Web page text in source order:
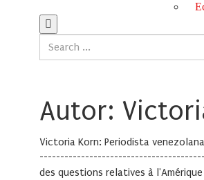
Autor:
Victoria Korn: Periodista
des questions relatives à